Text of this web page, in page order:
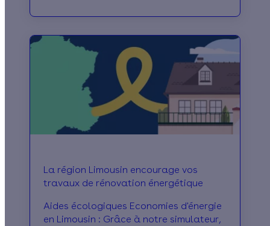
La région Limousin encourage vos
travaux de rénovation énergétique
Aides écologiques Economies d'énergie
en Limousin : Grâce à notre simulateur,